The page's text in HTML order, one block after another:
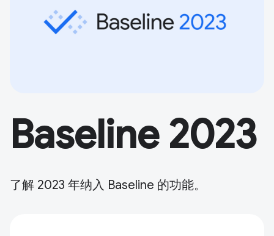
Baseline 2023
了解 2023 年纳入 Baseline 的功能。